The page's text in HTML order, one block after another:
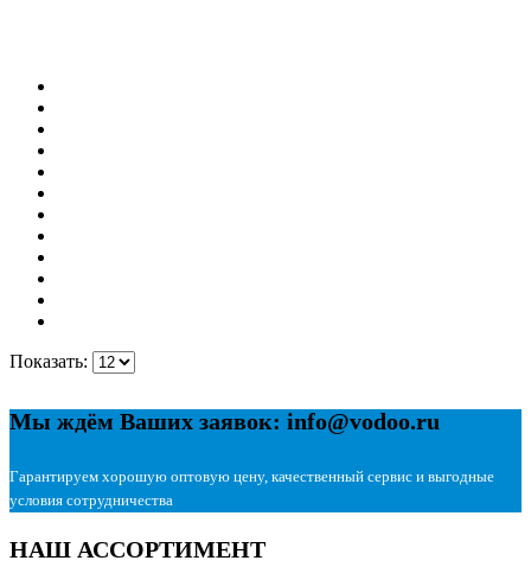
Показать:
Мы ждём Ваших заявок: info@vodoo.ru
Гарантируем хорошую оптовую цену, качественный сервис и выгодные
условия сотрудничества
НАШ АССОРТИМЕНТ